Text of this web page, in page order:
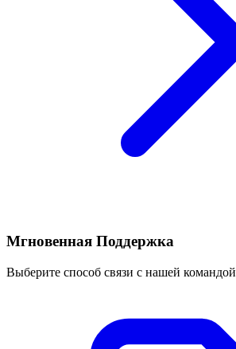
Мгновенная Поддержка
Выберите способ связи с нашей командой